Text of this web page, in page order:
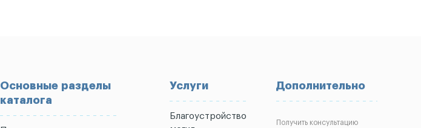
Основные разделы
каталога
Услуги
Благоустройство
Дополнительно
Получить консультацию